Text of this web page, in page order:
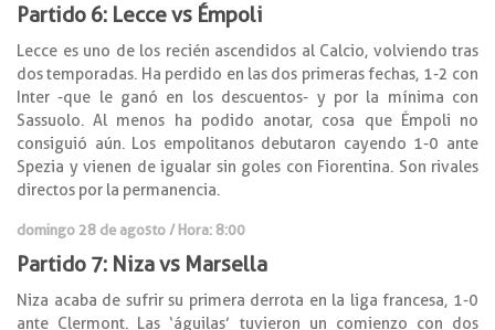
Partido 6: Lecce vs Émpoli
Lecce es uno de los recién ascendidos al Calcio, volviendo tras
dos temporadas. Ha perdido en las dos primeras fechas, 1-2 con
Inter -que le ganó en los descuentos- y por la mínima con
Sassuolo. Al menos ha podido anotar, cosa que Émpoli no
consiguió aún. Los empolitanos debutaron cayendo 1-0 ante
Spezia y vienen de igualar sin goles con Fiorentina. Son rivales
directos por la permanencia.
domingo 28 de agosto / Hora: 8:00
Partido 7: Niza vs Marsella
Niza acaba de sufrir su primera derrota en la liga francesa, 1-0
ante Clermont. Las ‘águilas’ tuvieron un comienzo con dos